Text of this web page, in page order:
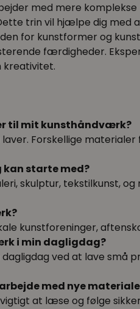
med mere
trin vil hjælpe dig med
for kunstformer og
færdigheder.
kreativitet.
til mit kunsthåndværk?
Forskellige
starte med?
skulptur, tekstilkunst,
kunstforeninger,
i min dagligdag?
ved at lave små
med nye
at læse og følge